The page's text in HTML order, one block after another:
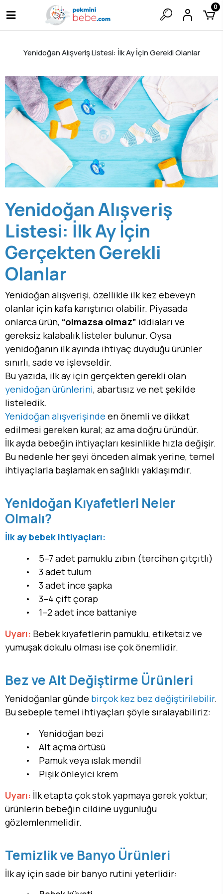
0
Yenidoğan Alışveriş Listesi: İlk Ay İçin Gerekli Olanlar
Yenidoğan Alışveriş
Listesi: İlk Ay İçin
Gerçekten Gerekli
Olanlar
Yenidoğan alışverişi, özellikle ilk kez ebeveyn
olanlar için kafa karıştırıcı olabilir. Piyasada
onlarca ürün, “olmazsa olmaz” iddiaları ve
gereksiz kalabalık listeler bulunur. Oysa
yenidoğanın ilk ayında ihtiyaç duyduğu ürünler
sınırlı, sade ve işlevseldir.
Bu yazıda, ilk ay için gerçekten gerekli olan
yenidoğan ürünlerini, abartısız ve net şekilde
listeledik.
Yenidoğan alışverişinde en önemli ve dikkat
edilmesi gereken kural; az ama doğru üründür.
İlk ayda bebeğin ihtiyaçları kesinlikle hızla değişir.
Bu nedenle her şeyi önceden almak yerine, temel
ihtiyaçlarla başlamak en sağlıklı yaklaşımdır.
Yenidoğan Kıyafetleri Neler
Olmalı?
İlk ay bebek ihtiyaçları:
• 5–7 adet pamuklu zıbın (tercihen çıtçıtlı)
• 3 adet tulum
• 3 adet ince şapka
• 3–4 çift çorap
• 1–2 adet ince battaniye
Uyarı: Bebek kıyafetlerin pamuklu, etiketsiz ve
yumuşak dokulu olması ise çok önemlidir.
Bez ve Alt Değiştirme Ürünleri
Yenidoğanlar günde birçok kez bez değiştirilebilir.
Bu sebeple temel ihtiyaçları şöyle sıralayabiliriz:
• Yenidoğan bezi
• Alt açma örtüsü
• Pamuk veya ıslak mendil
• Pişik önleyici krem
Uyarı: İlk etapta çok stok yapmaya gerek yoktur;
ürünlerin bebeğin cildine uygunluğu
gözlemlenmelidir.
Temizlik ve Banyo Ürünleri
İlk ay için sade bir banyo rutini yeterlidir: